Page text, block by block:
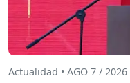
Actualidad • AGO 7 / 2026